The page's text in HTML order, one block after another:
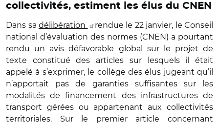
collectivités, estiment les élus du CNEN
Dans sa délibération
rendue le 22 janvier, le Conseil
national d’évaluation des normes (CNEN) a pourtant
rendu un avis défavorable global sur le projet de
texte constitué des articles sur lesquels il était
appelé à s’exprimer, le collège des élus jugeant qu’il
n’apportait pas de garanties suffisantes sur les
modalités de financement des infrastructures de
transport gérées ou appartenant aux collectivités
territoriales. Sur le premier article concernant